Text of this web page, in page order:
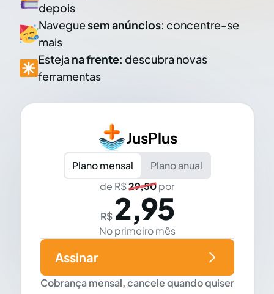
depois
Naveguesem anúncios: concentre-se
mais
Esteja na frente: descubra novas
ferramentas
JusPlus
Plano mensal
Plano anual
de R$29,50por
R$ 2,95
No primeiro mês
Cobrança mensal, cancele quando quiser
Assinar